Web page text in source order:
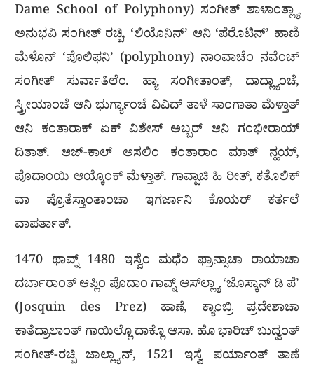
Dame School of Polyphony) ಸಂಗೀತ್ ಶಾಳಾಂತ್ಲ್ಯಾ
ಅನುಭವಿ ಸಂಗೀತ್ ರಚ್ಪಿ, ‘ಲಿಯೊನಿನ್’ ಆನಿ ‘ಪೆರೊಟಿನ್’ ಹಾಣಿ
ಮೆಳೊನ್ ‘ಪೊಲಿಫನಿ’ (polyphony) ನಾಂವಾಚೆಂ ನವೆಂಚ್
ಸಂಗೀತ್ ಸುರ್ವಾತಿಲೆಂ. ಹ್ಯಾ ಸಂಗೀತಾಂತ್, ದಾದ್ಲ್ಯಾಂಚೆ,
ಸ್ತ್ರೀಯಾಂಚೆ ಆನಿ ಭುರ್ಗ್ಯಾಂಚೆ ವಿವಿದ್ ತಾಳೆ ಸಾಂಗಾತಾ ಮೆಳ್ತಾತ್
ಆನಿ ಕಂತಾರಾಕ್ ಏಕ್ ವಿಶೇಸ್ ಅಬ್ಬರ್ ಆನಿ ಗಂಭೀರಾಯ್
ದಿತಾತ್. ಆಜ್-ಕಾಲ್ ಅಸಲಿಂ ಕಂತಾರಾಂ ಮಾತ್ ನ್ಹಯ್,
ಪೊದಾಂಯಿ ಆಯ್ಕೊಂಕ್ ಮೆಳ್ತಾತ್. ಗಾವ್ಪಾಚಿ ಹಿ ರೀತ್, ಕತೊಲಿಕ್
ವಾ ಪ್ರೊತೆಸ್ತಾಂತಾಂಚಾ ಇಗರ್ಜಾನಿ ಕೊಯರ್ ಕರ್ತಲೆ
ವಾಪರ್ತಾತ್.
1470 ಥಾವ್ನ್ 1480 ಇಸ್ವೆಂ ಮಧೆಂ ಫ್ರಾನ್ಸಾಚಾ ರಾಯಾಚಾ
ದರ್ಬಾರಾಂತ್ ಆಪ್ಲಿಂ ಪೊದಾಂ ಗಾವ್ನ್ ಆಸ್‌ಲ್ಲ್ಯಾ ‘ಜೊಸ್ಕಾನ್ ಡಿ ಪೆ’
(Josquin des Prez) ಹಾಣೆ, ಕ್ಯಾಂಬ್ರಿ ಪ್ರದೇಶಾಚಾ
ಕಾತೆದ್ರಾಲಾಂತ್ ಗಾಯಿಲ್ಲೊ ದಾಕ್ಲೊ ಆಸಾ. ಹೊ ಭಾರಿಚ್ ಬುದ್ವಂತ್
ಸಂಗೀತ್-ರಚ್ಪಿ ಜಾಲ್ಲ್ಯಾನ್, 1521 ಇಸ್ವೆ ಪರ್ಯಾಂತ್ ತಾಣೆ